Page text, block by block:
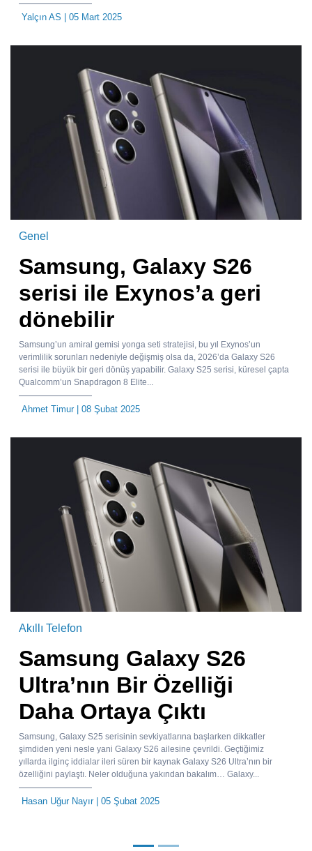
Yalçın AS | 05 Mart 2025
Genel
Samsung, Galaxy S26
serisi ile Exynos’a geri
dönebilir
Samsung’un amiral gemisi yonga seti stratejisi, bu yıl Exynos’un
verimlilik sorunları nedeniyle değişmiş olsa da, 2026’da Galaxy S26
serisi ile büyük bir geri dönüş yapabilir. Galaxy S25 serisi, küresel çapta
Qualcomm’un Snapdragon 8 Elite...
Ahmet Timur| 08 Şubat 2025
Akıllı Telefon
Samsung Galaxy S26
Ultra’nın Bir Özelliği
Daha Ortaya Çıktı
Samsung, Galaxy S25 serisinin sevkiyatlarına başlarken dikkatler
şimdiden yeni nesle yani Galaxy S26 ailesine çevrildi. Geçtiğimiz
yıllarda ilginç iddialar ileri süren bir kaynak Galaxy S26 Ultra’nın bir
özelliğini paylaştı. Neler olduğuna yakından bakalım… Galaxy...
Hasan Uğur Nayır| 05 Şubat 2025